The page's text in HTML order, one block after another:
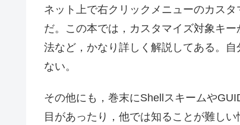
ネット上で右クリックメニューのカス
だ。この本では，カスタマイズ対象キ
法など，かなり詳しく解説してある。
ない。
その他にも，巻末にShellスキームや
目があったり，他では知ることが難しい